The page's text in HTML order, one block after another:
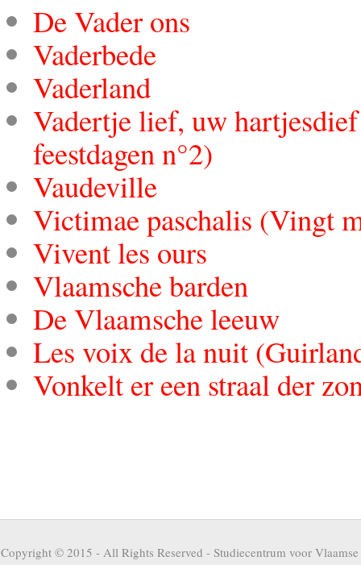
De Vader ons
Vaderbede
Vaderland
Vadertje lief, uw
feestdagen n°2)
Vaudeville
Victimae paschalis (Vingt
Vivent les ours
Vlaamsche barden
De Vlaamsche leeuw
Les voix de la nuit
Vonkelt er een straal der
Copyright © 2015 - All Rights Reserved - Studiecentrum voor